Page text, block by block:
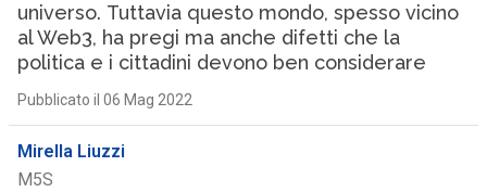
universo. Tuttavia questo mondo, spesso vicino
al Web3, ha pregi ma anche difetti che la
politica e i cittadini devono ben considerare
Pubblicato il 06 Mag 2022
Mirella Liuzzi
M5S